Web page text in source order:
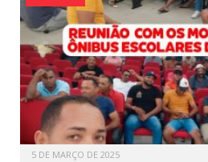
5 DE MARÇO DE 2025